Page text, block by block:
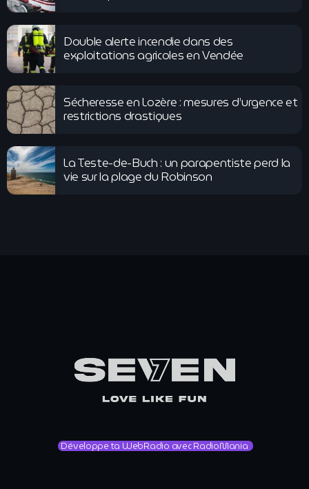
Double alerte incendie dans des
exploitations agricoles en Vendée
Sécheresse en Lozère : mesures d’urgence et
restrictions drastiques
La Teste-de-Buch : un parapentiste perd la
vie sur la plage du Robinson
Développe ta WebRadio avec RadioMania